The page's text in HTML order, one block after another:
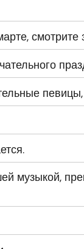
певицы,
музыкой,